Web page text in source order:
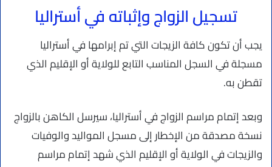
تسجيل الزواج وإثباته في أستراليا
يجب أن تكون كافة الزيجات التي تم إبرامها في أستراليا
مسجلة في السجل المناسب التابع للولاية أو الإقليم الذي
تقطن به.
وبعد إتمام مراسم الزواج في أستراليا، سيرسل الكاهن بالزواج
نسخة مصدقة من الإخطار إلى مسجل المواليد والوفيات
والزيجات في الولاية أو الإقليم الذي شهد إتمام مراسم